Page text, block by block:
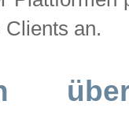
an.